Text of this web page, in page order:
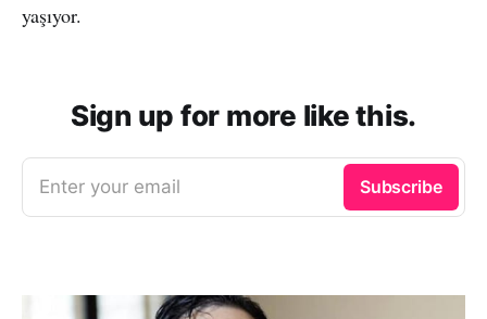
yaşıyor.
Sign up for more like this.
Enter your email Subscribe